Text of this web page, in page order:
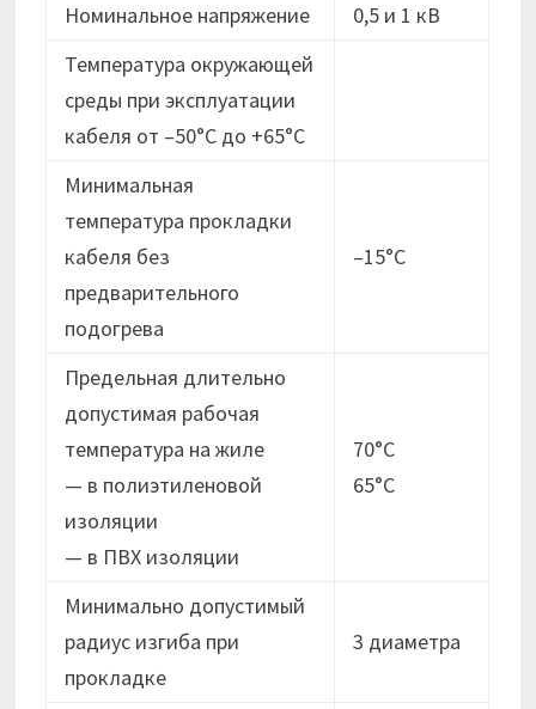
Номинальное напряжение
0,5 и 1 кВ
Температура окружающей
среды при эксплуатации
кабеля от –50°C до +65°C
Минимальная
температура прокладки
кабеля без
предварительного
подогрева
–15°C
Предельная длительно
допустимая рабочая
температура на жиле
— в полиэтиленовой
изоляции
— в ПВХ изоляции
70°C
65°C
Минимально допустимый
радиус изгиба при
прокладке
3 диаметра